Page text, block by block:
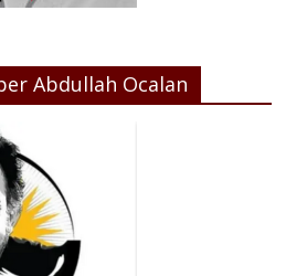
Abdullah Ocalan